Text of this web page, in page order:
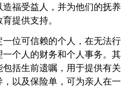
福受益人，并为他们的抚养
提供支持。
位可信赖的个人，在无法行
个人的财务和个人事务。其
括生前遗嘱，用于提供有关
以及保险单，可为亲人在一